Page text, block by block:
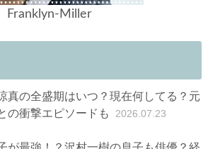
Franklyn-Miller
真の全盛期はいつ？現在何してる？元
の衝撃エピソードも
2026.07.23